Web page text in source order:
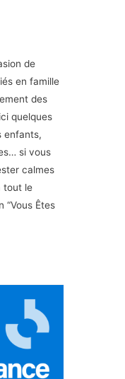
de
en famille
des
quelques
enfants,
si vous
calmes
tout le
“Vous Êtes